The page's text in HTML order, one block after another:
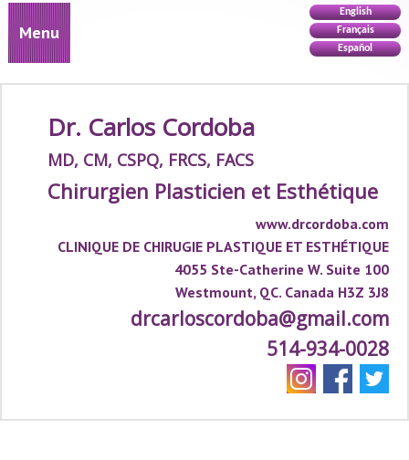
Menu
English
Français
Español
Dr. Carlos Cordoba
MD, CM, CSPQ, FRCS, FACS
Chirurgien Plasticien et Esthétique
www.drcordoba.com
CLINIQUE DE CHIRUGIE PLASTIQUE ET ESTHÉTIQUE
4055 Ste-Catherine W. Suite 100
Westmount, QC. Canada H3Z 3J8
drcarloscordoba@gmail.com
514-934-0028